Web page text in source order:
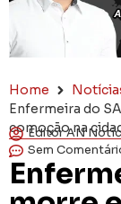
Home
Enfermeira do
comoção na
Editor AN
Sem